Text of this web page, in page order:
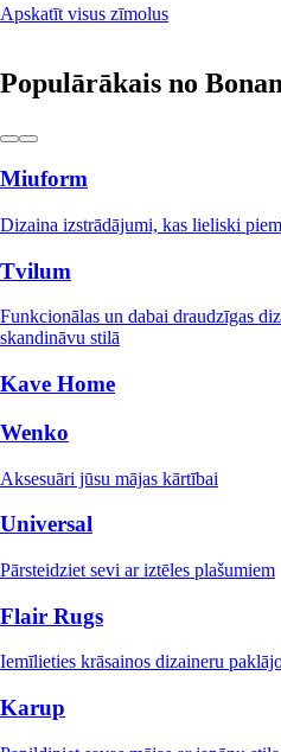
Apskatīt visus zīmolus
Populārākais no
Miuform
Dizaina izstrādājumi, kas lieliski
Tvilum
Funkcionālas un dabai draudzīgas
skandināvu stilā
Kave Home
Wenko
Aksesuāri jūsu mājas kārtībai
Universal
Pārsteidziet sevi ar iztēles plašumiem
Flair Rugs
Iemīlieties krāsainos dizaineru
Karup